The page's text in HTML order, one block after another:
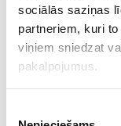
sociālās saziņas
partneriem, kuri
viņiem sniedzat
pakalpojumus.
Veebipoodi
toodetega, kus
peamine
Koik sinu